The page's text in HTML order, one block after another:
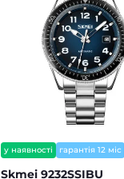
у наявності гарантія 12 міс
Skmei 9232SSIBU